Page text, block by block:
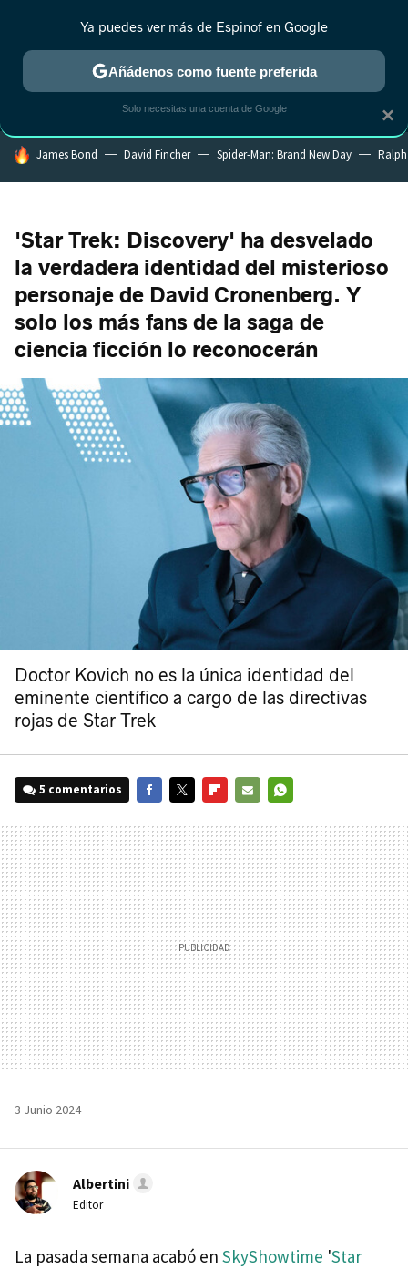
MENÚ NUEVO
ESTRENOS REALITY ANIME RANKINGS CINE
HOY SE HABLA DE
James Bond David Fincher Spider-Man: Brand New Day
'Star Trek: Discovery' ha desvelado
la verdadera identidad del misterioso
personaje de David Cronenberg. Y
solo los más fans de la saga de
ciencia ficción lo reconocerán
Doctor Kovich no es la única identidad del
eminente científico a cargo de las directivas
rojas de Star Trek
5 comentarios
MAIL
3 Junio 2024
Albertini
Editor
La pasada semana acabó en SkyShowtime 'Star
×
Ya puedes ver más de Espinof en Google
Añádenos como fuente preferida
Solo necesitas una cuenta de Google